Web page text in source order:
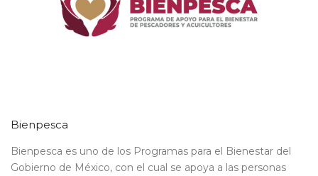
Bienpesca
Bienpesca es uno de los Programas para el Bienestar del
Gobierno de México, con el cual se apoya a las personas